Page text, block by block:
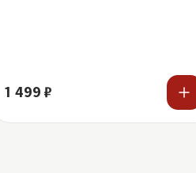
1 499 ₽